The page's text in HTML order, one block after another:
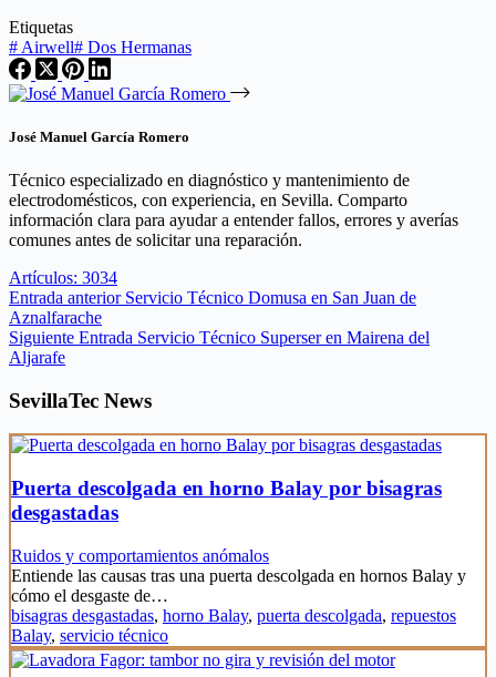
Etiquetas
# Airwell# Dos Hermanas
José Manuel García Romero
Técnico especializado en diagnóstico y mantenimiento de
electrodomésticos, con experiencia, en Sevilla. Comparto
información clara para ayudar a entender fallos, errores y averías
comunes antes de solicitar una reparación.
Artículos: 3034
Entrada anterior Servicio Técnico Domusa en San Juan de
Aznalfarache
Siguiente Entrada Servicio Técnico Superser en Mairena del
Aljarafe
SevillaTec News
Puerta descolgada en horno Balay por bisagras
desgastadas
Ruidos y comportamientos anómalos
Entiende las causas tras una puerta descolgada en hornos Balay y
cómo el desgaste de…
bisagras desgastadas, horno Balay, puerta descolgada, repuestos
Balay, servicio técnico